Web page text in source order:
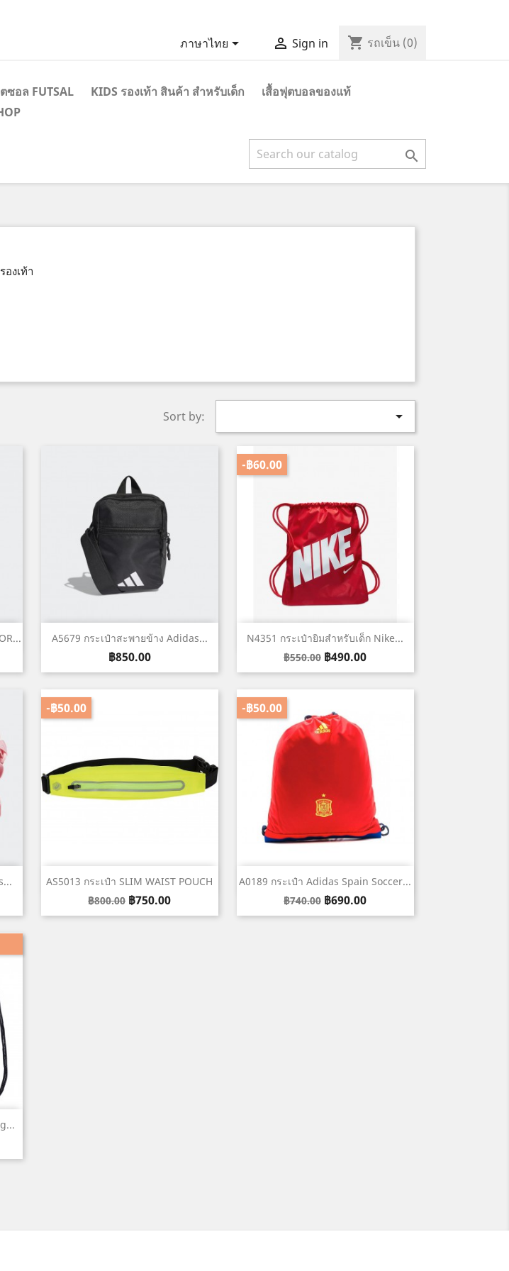
ภาษาไทย  Sign in shopping_cart รถเข็น (0)
ซอล FUTSAL KIDS รองเท้า สินค้า สำหรับเด็ก
เสื้อฟุตบอลของแท้

องเท้า
Sort by: 
A5679 กระเป๋าสะพายข้าง Adidas...
ราคา
฿850.00
เปิดหน้าต่างย่อ N4351 กระเป๋ายิมสำหรับเด็ก Nike...
Regular
price
฿550.00 ราคา
฿490.00
-฿60.00
เปิดหน้าต่างย่อ
AS5013 กระเป๋า SLIM WAIST POUCH
Regular
price
฿800.00 ราคา
฿750.00
-฿50.00
เปิดหน้าต่างย่อ A0189 กระเป๋า Adidas Spain Soccer...
Regular
price
฿740.00 ราคา
฿690.00
-฿50.00
เปิดหน้าต่างย่อ